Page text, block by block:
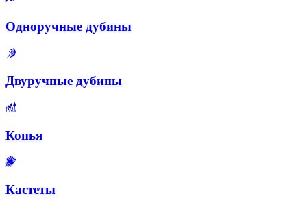
Одноручные дубины
Двуручные дубины
Копья
Кастеты